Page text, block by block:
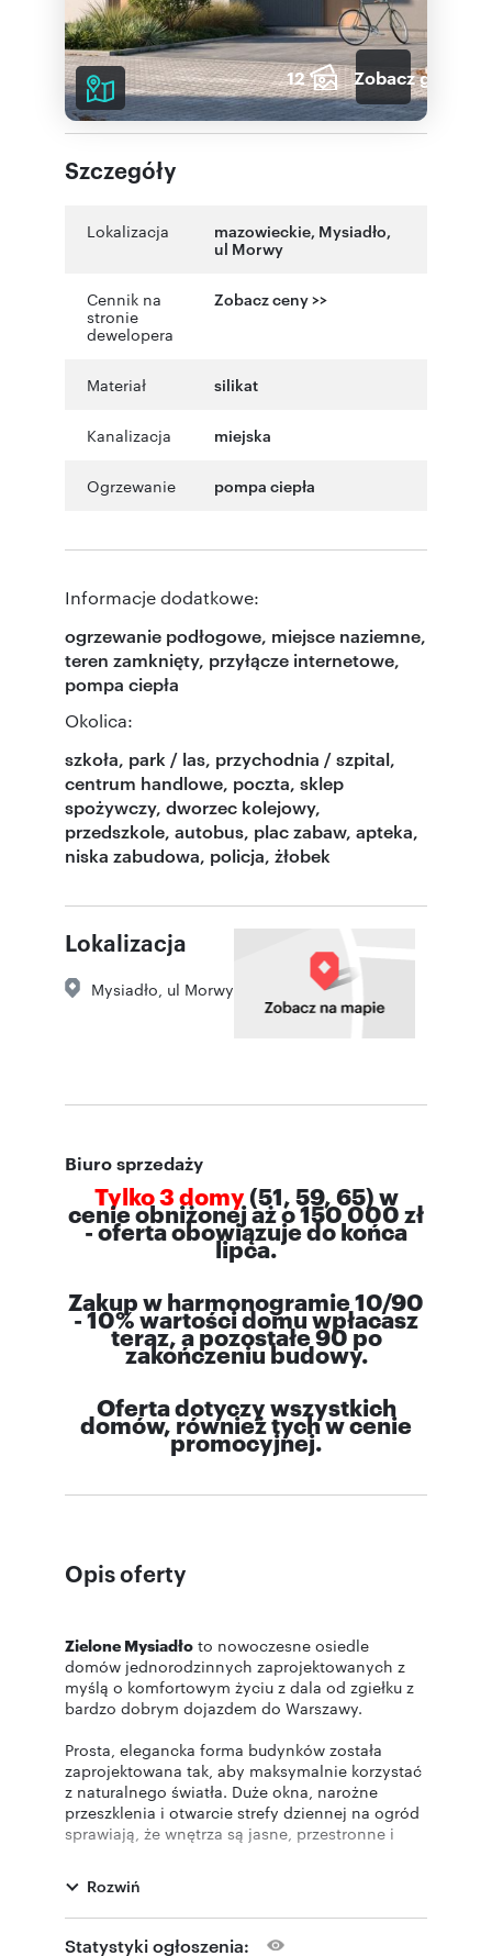
12 Zobacz galerię
Szczegóły
Lokalizacja mazowieckie, Mysiadło,
ul Morwy
Cennik na
stronie
dewelopera
Zobacz ceny >>
Materiał silikat
Kanalizacja miejska
Ogrzewanie pompa ciepła
Informacje dodatkowe:
ogrzewanie podłogowe, miejsce naziemne,
teren zamknięty, przyłącze internetowe,
pompa ciepła
Okolica:
szkoła, park / las, przychodnia / szpital,
centrum handlowe, poczta, sklep
spożywczy, dworzec kolejowy,
przedszkole, autobus, plac zabaw, apteka,
niska zabudowa, policja, żłobek
Lokalizacja
Mysiadło, ul Morwy
Biuro sprzedaży
Tylko 3 domy(51, 59, 65) w
cenie obniżonej aż o 150 000 zł
- oferta obowiązuje do końca
lipca.
Zakup w harmonogramie 10/90
- 10% wartości domu wpłacasz
teraz, a pozostałe 90 po
zakończeniu budowy.
Oferta dotyczy wszystkich
domów, również tych w cenie
promocyjnej.
Opis oferty
Zielone Mysiadło to nowoczesne osiedle
domów jednorodzinnych zaprojektowanych z
myślą o komfortowym życiu z dala od zgiełku z
bardzo dobrym dojazdem do Warszawy.
Prosta, elegancka forma budynków została
zaprojektowana tak, aby maksymalnie korzystać
z naturalnego światła. Duże okna, narożne
przeszklenia i otwarcie strefy dziennej na ogród
sprawiają, że wnętrza są jasne, przestronne i
- 32 domy w pierwszym etapie w trzech
układach (domy typu bliźniak, szeregówki, dom
jednorodzinny wolnostojący),
Rozwiń
Statystyki ogłoszenia: